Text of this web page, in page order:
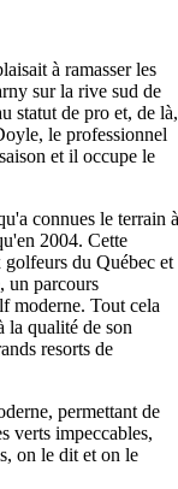
à ramasser les
sur la rive sud de
statut de pro et, de là,
le professionnel
et il occupe le
connues le terrain à
2004. Cette
du Québec et
un parcours
moderne. Tout cela
la qualité de son
resorts de
permettant de
verts impeccables,
on le dit et on le